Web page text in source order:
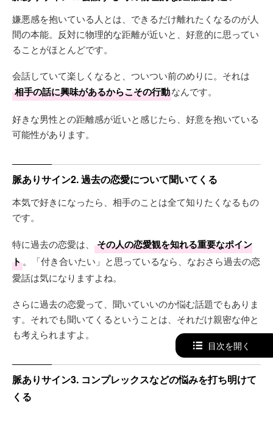
嫌悪感を抱いている人とは、できるだけ離れたくなるのが人
間の本能。反対に物理的な距離が近いと、好意的に思ってい
ることがほとんどです。
会話していて楽しくなると、ついつい前のめりに。それは
相手の話に興味があるからこその行動なんです。
好きな男性との距離感が近いと感じたら、好意を抱いている
可能性があります。
脈ありサイン2. 過去の恋愛について聞いてくる
本気で好きになったら、相手のことは全て知りたくなるもの
です。
特に過去の恋愛は、
その人の恋愛観を知れる重要なポイン
ト。「付き合いたい」と思っているなら、なおさら過去の恋
愛話は気になりますよね。
さらに過去の恋愛って、聞いていいのか悩む話題でもありま
す。それでも聞いてくるということは、それだけ親密な仲と
も考えられますよ。
脈ありサイン3. コンプレックスなどの悩みを打ち明けて
くる
目次を開く